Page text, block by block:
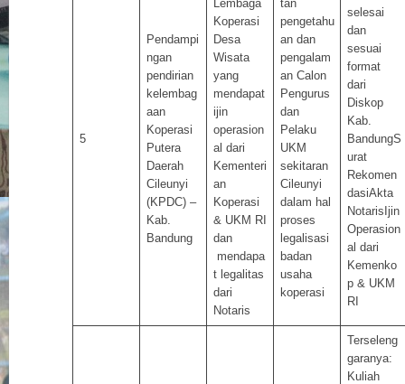
5
Pendampi
ngan
pendirian
kelembag
aan
Koperasi
Putera
Daerah
Cileunyi
(KPDC) –
Kab.
Bandung
Lembaga
Koperasi
Desa
Wisata
yang
mendapat
ijin
operasion
al dari
Kementeri
an
Koperasi
& UKM RI
dan
mendapa
t legalitas
dari
Notaris
tan
pengetahu
an dan
pengalam
an Calon
Pengurus
dan
Pelaku
UKM
sekitaran
Cileunyi
dalam hal
proses
legalisasi
badan
usaha
koperasi
selesai
dan
sesuai
format
dari
Diskop
Kab.
BandungS
urat
Rekomen
dasiAkta
NotarisIjin
Operasion
al dari
Kemenko
p & UKM
RI
Terseleng
garanya:
Kuliah